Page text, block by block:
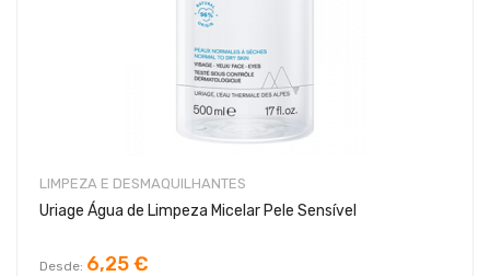
LIMPEZA E DESMAQUILHANTES
Uriage Água de Limpeza Micelar Pele Sensível
Desde 6,25 €